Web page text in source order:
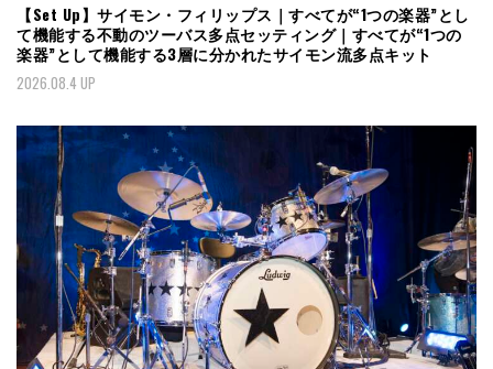
【Set Up】サイモン・フィリップス｜すべてが“1つの楽器”とし
て機能する不動のツーバス多点セッティング｜すべてが“1つの
楽器”として機能する3層に分かれたサイモン流多点キット
2026.08.4 UP